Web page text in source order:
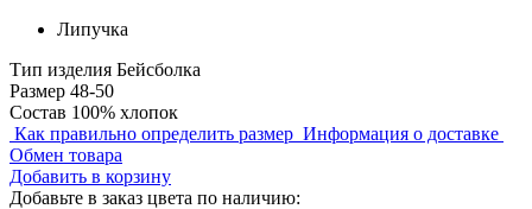
Липучка
Тип изделия Бейсболка
Размер 48-50
Состав 100% хлопок
Как правильно определить размер Информация о доставке
Обмен товара
Добавить в корзину
Добавьте в заказ цвета по наличию: